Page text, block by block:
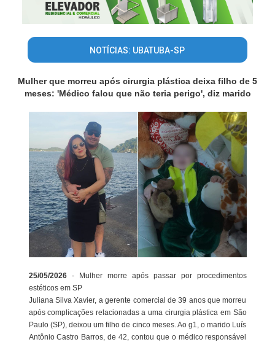
NOTÍCIAS: UBATUBA-SP
Mulher que morreu após cirurgia plástica deixa filho de 5
meses: 'Médico falou que não teria perigo', diz marido
25/05/2026 - Mulher morre após passar por procedimentos
estéticos em SP
Juliana Silva Xavier, a gerente comercial de 39 anos que morreu
após complicações relacionadas a uma cirurgia plástica em São
Paulo (SP), deixou um filho de cinco meses. Ao g1, o marido Luís
Antônio Castro Barros, de 42, contou que o médico responsável